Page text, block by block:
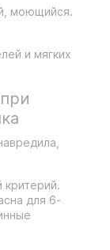
моющийся.
и мягких
для 6-